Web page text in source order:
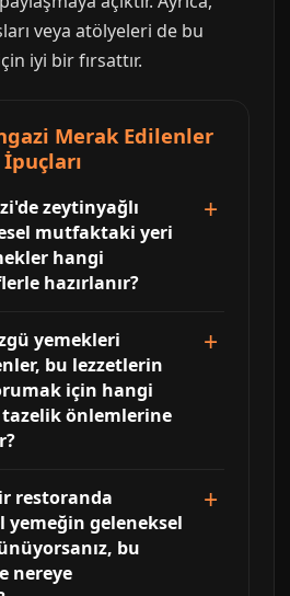
veya atölyeleri de bu
iyi bir fırsattır.
Merak Edilenler
zeytinyağlı
mutfaktaki yeri
hangi
hazırlanır?
yemekleri
bu lezzetlerin
için hangi
önlemlerine
restoranda
yemeğin geleneksel
bu
nereye